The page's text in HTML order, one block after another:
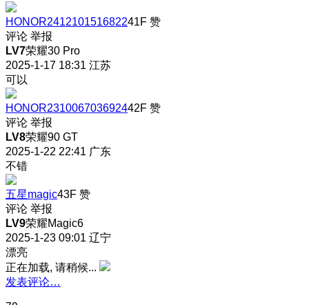
HONOR241210151682241F 赞
评论 举报
LV7荣耀30 Pro
2025-1-17 18:31 江苏
可以
HONOR231006703692442F 赞
评论 举报
LV8荣耀90 GT
2025-1-22 22:41 广东
不错
五星magic43F 赞
评论 举报
LV9荣耀Magic6
2025-1-23 09:01 辽宁
漂亮
正在加载, 请稍候...
发表评论…